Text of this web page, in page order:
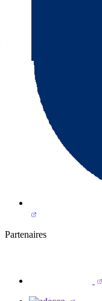
Partenaires